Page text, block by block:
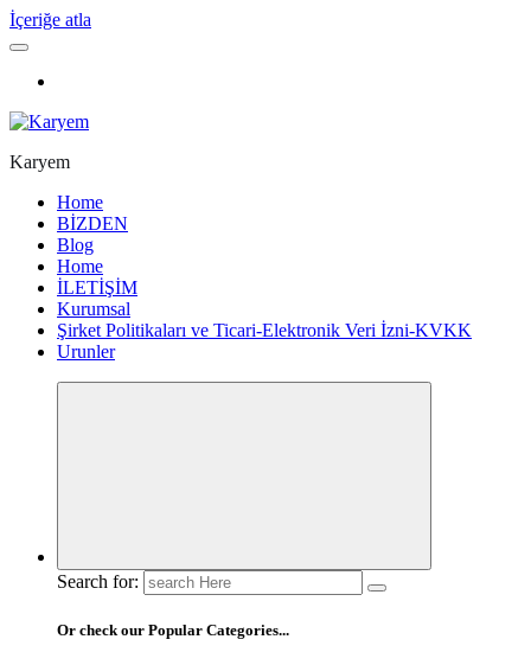
İçeriğe atla
Karyem
Home
BİZDEN
Blog
Home
İLETİŞİM
Kurumsal
Şirket Politikaları ve Ticari-Elektronik Veri İzni-KVKK
Urunler
Search for:
Or check our Popular Categories...